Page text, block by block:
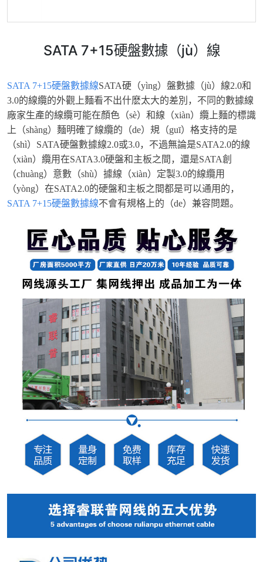
SATA 7+15硬盤數據（jù）線
SATA 7+15硬盤數據線SATA硬（yìng）盤數據（jù）線2.0和
3.0的線纜的外觀上麵看不出什麽太大的差別，不同的數據線
廠家生產的線纜可能在顏色（sè）和線（xiàn）纜上麵的標識
上（shàng）麵明確了線纜的（de）規（guī）格支持的是
（shì）SATA硬盤數據線2.0或3.0，不過無論是SATA2.0的線
（xiàn）纜用在SATA3.0硬盤和主板之間，還是SATA創
（chuàng）意數（shù）據線（xiàn）定製3.0的線纜用
（yòng）在SATA2.0的硬盤和主板之間都是可以通用的，
SATA 7+15硬盤數據線不會有規格上的（de）兼容問題。